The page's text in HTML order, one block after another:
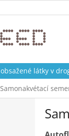
látky v
Samonakvétací